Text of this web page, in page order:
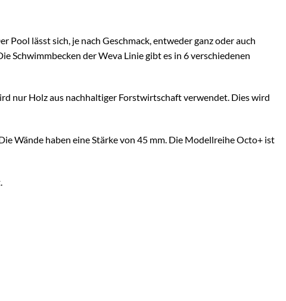
Pool lässt sich, je nach Geschmack, entweder ganz oder auch
Schwimmbecken der Weva Linie gibt es in 6 verschiedenen
nur Holz aus nachhaltiger Forstwirtschaft verwendet. Dies wird
Wände haben eine Stärke von 45 mm. Die Modellreihe Octo+ ist